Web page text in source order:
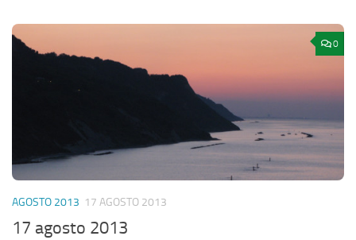
0
AGOSTO 2013 17 AGOSTO 2013
17 agosto 2013